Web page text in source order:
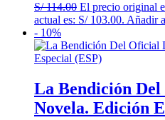
S/114.00 El precio original
actual es: S/ 103.00. Añadir
- 10%
La Bendición
Novela. Edición